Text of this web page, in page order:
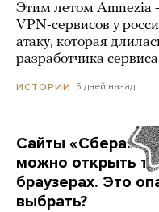
Этим летом Amnezia
VPN-сервисов у
атаку, которая
разработчика сервиса
ИСТОРИИ 5 дней назад
Сайты «Сбера» и
можно открыть
браузерах. Это
выбрать?